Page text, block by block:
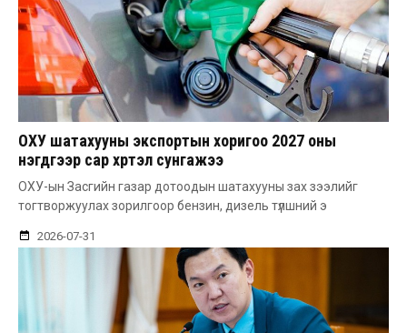
ОХУ шатахууны экспортын хоригоо 2027 оны
нэгдүгээр сар хүртэл сунгажээ
ОХУ-ын Засгийн газар дотоодын шатахууны зах зээлийг
тогтворжуулах зорилгоор бензин, дизель түлшний э
2026-07-31